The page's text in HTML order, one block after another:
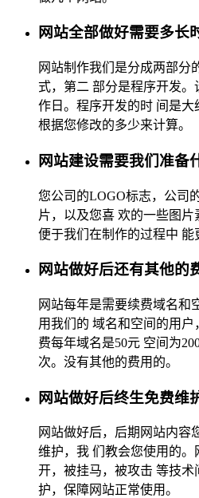
网站全部做好需要多长
网站制作我们是分成两部分
式，第二 部分是程序开发。
作日。程序开发的时 间是大
根据您修改的多少来计算。
网站建设需要我们准备
您公司的LOGO标志，公司
片，以及您喜 欢的一些图片
便于我们在制作的过程中 能
网站做好后还有其他的
网站每年是需要续费域名和
用我们的 域名和空间的用
费每年域名是50元 空间为
次。没有其他的费用的。
网站做好后终生免费维
网站做好后，后期网站内容
维护，我 们教会您使用的
开，被挂马，被攻击 等技
护，保障网站正常使用。